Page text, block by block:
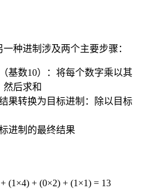
种进制涉及两个主要步骤：
基数10）：将每个数字乘以其
然后求和
果转换为目标进制：除以目标
进制的最终结果
(1×4) + (0×2) + (1×1) = 13